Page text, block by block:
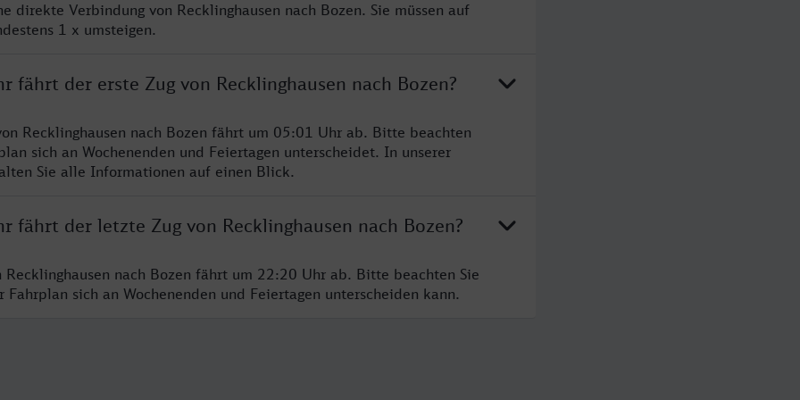
direkte Verbindung von Recklinghausen nach Bozen. Sie müssen auf
1 x umsteigen.
fährt der erste Zug von Recklinghausen nach Bozen?
Recklinghausen nach Bozen fährt um 05:01 Uhr ab. Bitte beachten
sich an Wochenenden und Feiertagen unterscheidet. In unserer
Sie alle Informationen auf einen Blick.
fährt der letzte Zug von Recklinghausen nach Bozen?
Recklinghausen nach Bozen fährt um 22:20 Uhr ab. Bitte beachten Sie
Fahrplan sich an Wochenenden und Feiertagen unterscheiden kann.